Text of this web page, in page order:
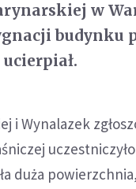
w
budynku
i Wynalazek
duża